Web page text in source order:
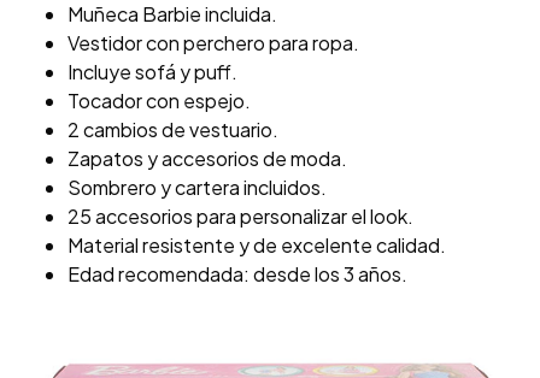
Muñeca Barbie incluida.
Vestidor con perchero para ropa.
Incluye sofá y puff.
Tocador con espejo.
2 cambios de vestuario.
Zapatos y accesorios de moda.
Sombrero y cartera incluidos.
25 accesorios para personalizar el look.
Material resistente y de excelente calidad.
Edad recomendada: desde los 3 años.